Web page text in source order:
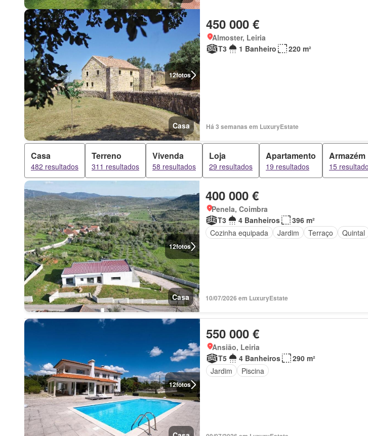
12fotos
Casa
450 000 €
Almoster, Leiria
T3
1 Banheiro 220 m²
Há 3 semanas em LuxuryEstate
Casa
482 resultados
Terreno
311 resultados
Vivenda
58 resultados
Loja
29 resultados
Apartamento
19 resultados
Armazém
15
12fotos
Casa
400 000 €
Penela, Coimbra
T3
4 Banheiros
396 m²
Cozinha equipada
Jardim Terraço Quintal
10/07/2026 em LuxuryEstate
12fotos
550 000 €
Ansião, Leiria
T5
4 Banheiros
290 m²
Jardim
Piscina